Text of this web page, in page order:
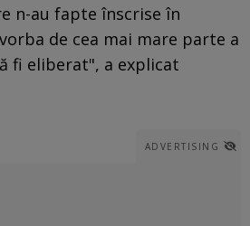
n-au fapte înscrise în
de cea mai mare parte a
fi eliberat", a explicat
ADVERTISING